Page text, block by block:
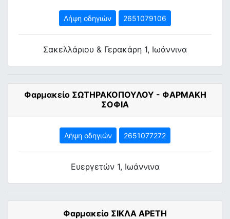
Λήψη οδηγιών 2651079106
Σακελλάριου & Γερακάρη 1, Ιωάννινα
Φαρμακείο ΣΩΤΗΡΑΚΟΠΟΥΛΟΥ - ΦΑΡΜΑΚΗ
ΣΟΦΙΑ
Λήψη οδηγιών 2651077272
Ευεργετών 1, Ιωάννινα
Φαρμακείο ΣΙΚΛΑ ΑΡΕΤΗ